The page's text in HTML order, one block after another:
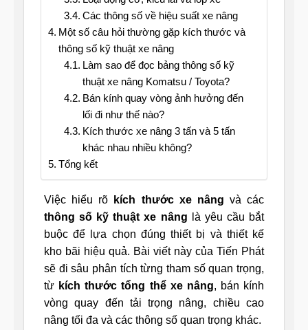
Các thông số về hiệu suất xe nâng
Một số câu hỏi thường gặp kích thước và
thông số kỹ thuật xe nâng
Làm sao để đọc bảng thông số kỹ
thuật xe nâng Komatsu / Toyota?
Bán kính quay vòng ảnh hưởng đến
lối đi như thế nào?
Kích thước xe nâng 3 tấn và 5 tấn
khác nhau nhiều không?
Tổng kết
Việc hiểu rõ kích thước xe nâng và các
thông số kỹ thuật xe nâng là yêu cầu bắt
buộc để lựa chọn đúng thiết bị và thiết kế
kho bãi hiệu quả. Bài viết này của Tiến Phát
sẽ đi sâu phân tích từng tham số quan trọng,
từ kích thước tổng thể xe nâng, bán kính
vòng quay đến tải trọng nâng, chiều cao
nâng tối đa và các thông số quan trọng khác.